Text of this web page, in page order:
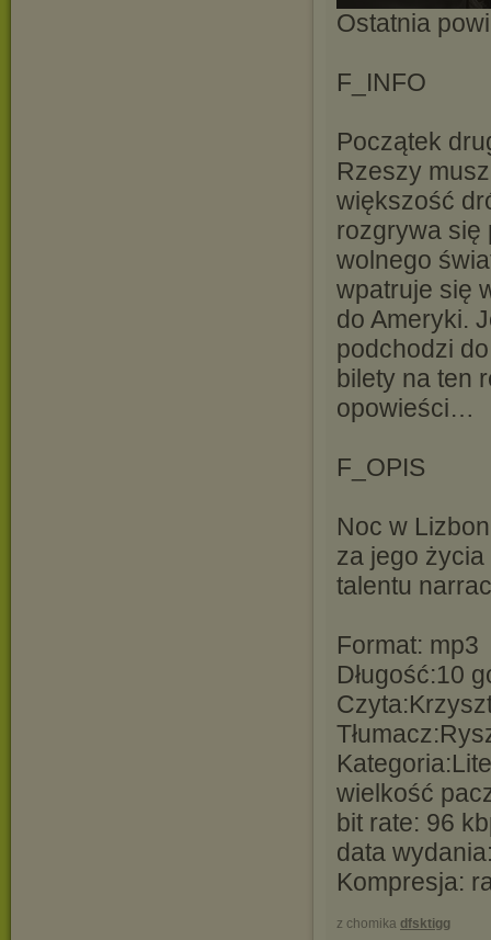
Ostatnia
F_INFO
Początek
Rzeszy
większość
rozgrywa się
wolnego
wpatruje się
do Ameryki.
podchodzi
bilety na ten
opowieści…
F_OPIS
Noc w
za jego
talentu
Format: mp3
Długość:10
wielkość
bit rate: 96
data
Kompresja:
z chomika dfsktigg